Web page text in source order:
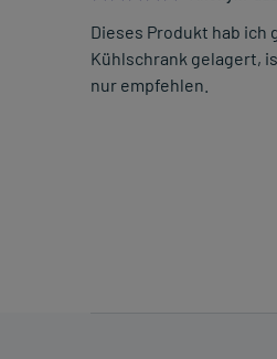
Dieses Produkt hab ich
Kühlschrank gelagert,
nur empfehlen.